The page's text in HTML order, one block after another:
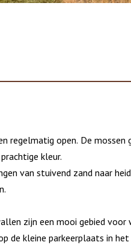
regelmatig open. De mossen
kleur.
van stuivend zand naar
zijn een mooi gebied voor
de kleine parkeerplaats in